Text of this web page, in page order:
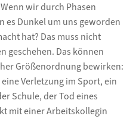
wir durch Phasen
es Dunkel um uns geworden
hat? Das muss nicht
geschehen. Das können
Größenordnung bewirken:
Verletzung im Sport, ein
Schule, der Tod eines
mit einer Arbeitskollegin